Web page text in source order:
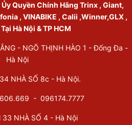
Quyền Chính Hãng Trinx , Giant,
, VINABIKE , Calii ,Winner,GLX ,
Hà Nội & TP HCM
- NGÕ THỊNH HÀO 1 - Đống Đa -
Hà Nội
NHÀ SỐ 8c - Hà Nội.
- 096174.7777
33 NHÀ SỐ 4 - Hà Nội